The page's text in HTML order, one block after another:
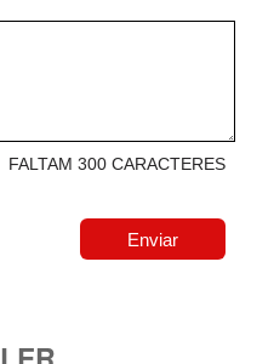
FALTAM 300 CARACTERES